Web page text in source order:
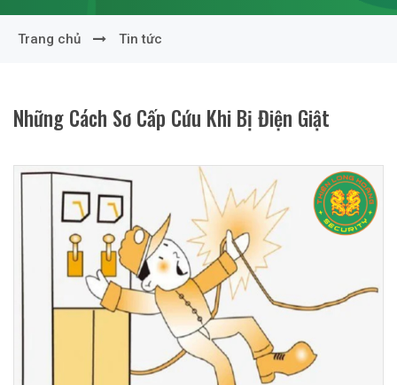
Trang chủ Tin tức
Những Cách Sơ Cấp Cứu Khi Bị Điện Giật